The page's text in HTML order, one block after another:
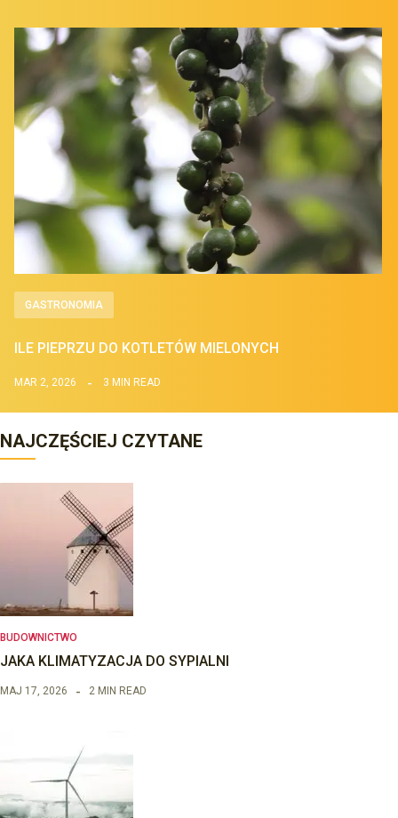
GASTRONOMIA
ILE PIEPRZU DO KOTLETÓW MIELONYCH
MAR 2, 2026 3 MIN READ
NAJCZĘŚCIEJ CZYTANE
BUDOWNICTWO
JAKA KLIMATYZACJA DO SYPIALNI
MAJ 17, 2026 2 MIN READ